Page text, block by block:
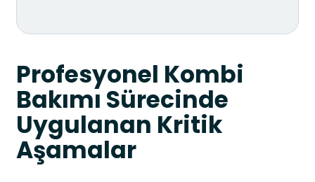
Profesyonel Kombi
Bakımı Sürecinde
Uygulanan Kritik
Aşamalar